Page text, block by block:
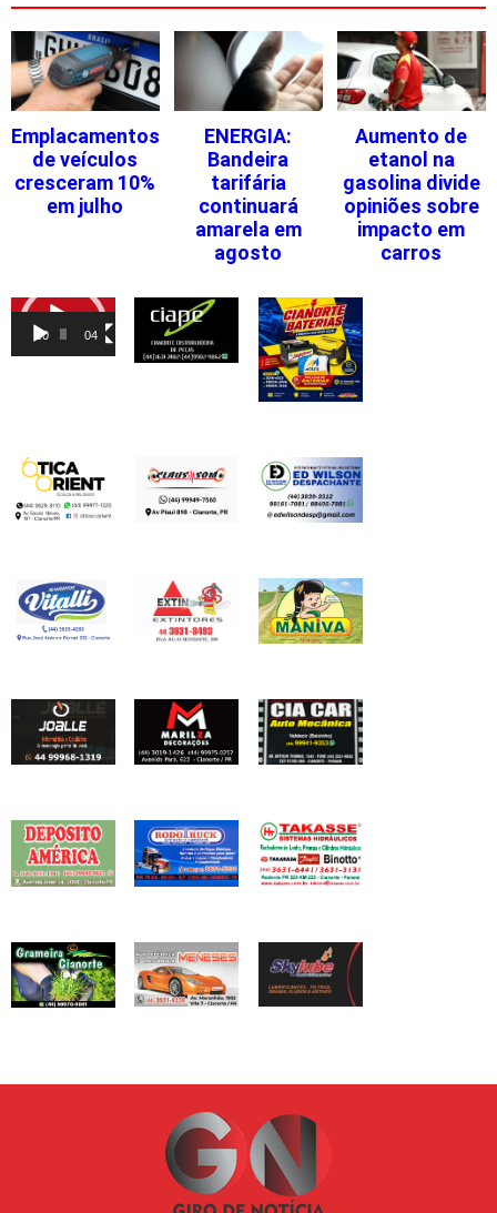
Emplacamentos
de veículos
cresceram 10%
em julho
ENERGIA:
Bandeira
tarifária
continuará
amarela em
agosto
Aumento de
etanol na
gasolina divide
opiniões sobre
impacto em
carros
Tocador
vídeo
00:00 04:46